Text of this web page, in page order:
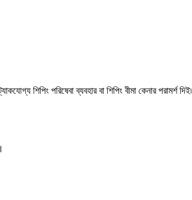
শিপিং পরিষেবা ব্যবহার বা শিপিং বীমা কেনার পরামর্শ দিই৷